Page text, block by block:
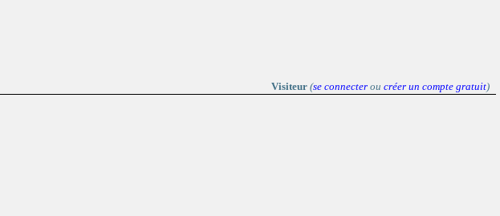
Visiteur(se connecterou créer un compte gratuit)